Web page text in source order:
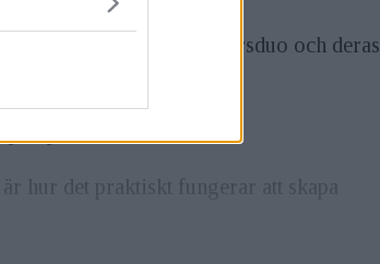
deras konstnärsduo och deras
kan upplevas.
hade förenats.
hur det praktiskt fungerar att skapa